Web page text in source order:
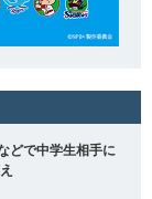
どで中学生相手に